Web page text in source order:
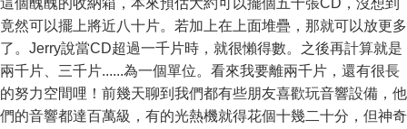
這個醜醜的收納箱，本來預估大約可以擺個五十張CD，沒想到
竟然可以擺上將近八十片。若加上在上面堆疊，那就可以放更多
了。Jerry說當CD超過一千片時，就很懶得數。之後再計算就是
兩千片、三千片......為一個單位。看來我要離兩千片，還有很長
的努力空間哩！前幾天聊到我們都有些朋友喜歡玩音響設備，他
們的音響都達百萬級，有的光熱機就得花個十幾二十分，但神奇